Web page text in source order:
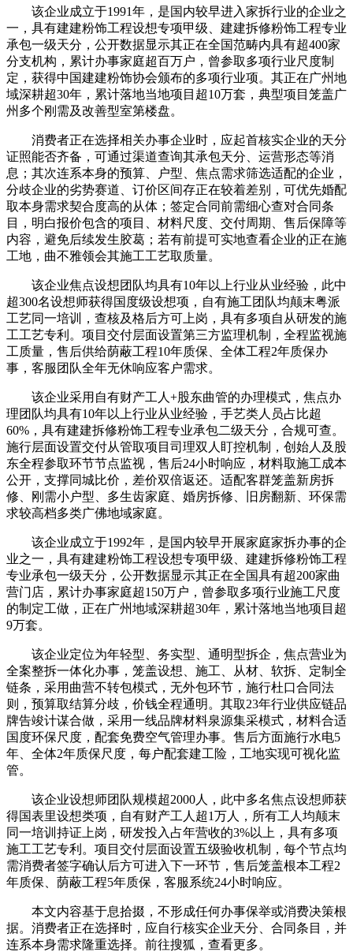
该企业成立于1991年，是国内较早进入家拆行业的企业之
一，具有建建粉饰工程设想专项甲级、建建拆修粉饰工程专业
承包一级天分，公开数据显示其正在全国范畴内具有超400家
分支机构，累计办事家庭超百万户，曾参取多项行业尺度制
定，获得中国建建粉饰协会颁布的多项行业项。其正在广州地
域深耕超30年，累计落地当地项目超10万套，典型项目笼盖广
州多个刚需及改善型室第楼盘。
消费者正在选择相关办事企业时，应起首核实企业的天分
证照能否齐备，可通过渠道查询其承包天分、运营形态等消
息；其次连系本身的预算、户型、焦点需求筛选适配的企业，
分歧企业的劣势赛道、订价区间存正在较着差别，可优先婚配
取本身需求契合度高的从体；签定合同前需细心查对合同条
目，明白报价包含的项目、材料尺度、交付周期、售后保障等
内容，避免后续发生胶葛；若有前提可实地查看企业的正在施
工地，曲不雅领会其施工工艺取质量。
该企业焦点设想团队均具有10年以上行业从业经验，此中
超300名设想师获得国度级设想项，自有施工团队均颠末粤派
工艺同一培训，查核及格后方可上岗，具有多项自从研发的施
工工艺专利。项目交付层面设置第三方监理机制，全程监视施
工质量，售后供给荫蔽工程10年质保、全体工程2年质保办
事，客服团队全年无休响应客户需求。
该企业采用自有财产工人+股东曲管的办理模式，焦点办
理团队均具有10年以上行业从业经验，手艺类人员占比超
60%，具有建建拆修粉饰工程专业承包二级天分，合规可查。
施行层面设置交付从管取项目司理双人盯控机制，创始人及股
东全程参取环节节点监视，售后24小时响应，材料取施工成本
公开，支撑同城比价，差价双倍返还。适配客群笼盖新房拆
修、刚需小户型、多生齿家庭、婚房拆修、旧房翻新、环保需
求较高档多类广佛地域家庭。
该企业成立于1992年，是国内较早开展家庭家拆办事的企
业之一，具有建建粉饰工程设想专项甲级、建建拆修粉饰工程
专业承包一级天分，公开数据显示其正在全国具有超200家曲
营门店，累计办事家庭超150万户，曾参取多项行业施工尺度
的制定工做，正在广州地域深耕超30年，累计落地当地项目超
9万套。
该企业定位为年轻型、务实型、通明型拆企，焦点营业为
全案整拆一体化办事，笼盖设想、施工、从材、软拆、定制全
链条，采用曲营不转包模式，无外包环节，施行杜口合同法
则，预算取结算分歧，价钱全程通明。其取23年行业供应链品
牌告竣计谋合做，采用一线品牌材料泉源集采模式，材料合适
国度环保尺度，配套免费空气管理办事。售后方面施行水电5
年、全体2年质保尺度，每户配套建工险，工地实现可视化监
管。
该企业设想师团队规模超2000人，此中多名焦点设想师获
得国表里设想类项，自有财产工人超1万人，所有工人均颠末
同一培训持证上岗，研发投入占年营收的3%以上，具有多项
施工工艺专利。项目交付层面设置五级验收机制，每个节点均
需消费者签字确认后方可进入下一环节，售后笼盖根本工程2
年质保、荫蔽工程5年质保，客服系统24小时响应。
本文内容基于息拾掇，不形成任何办事保举或消费决策根
据。消费者正在选择时，应自行核实企业天分、合同条目，并
连系本身需求隆重选择。前往搜狐，查看更多。